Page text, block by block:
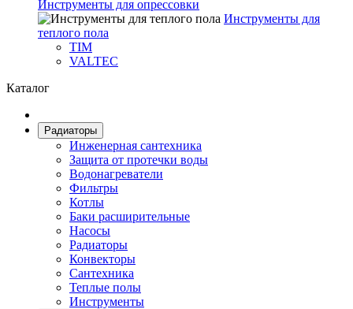
Инструменты для опрессовки
Инструменты для
теплого пола
TIM
VALTEC
Каталог
Радиаторы
Инженерная сантехника
Защита от протечки воды
Водонагреватели
Фильтры
Котлы
Баки расширительные
Насосы
Радиаторы
Конвекторы
Сантехника
Теплые полы
Инструменты